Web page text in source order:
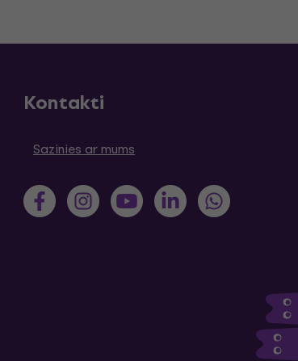
Kontakti
Sazinies ar mums